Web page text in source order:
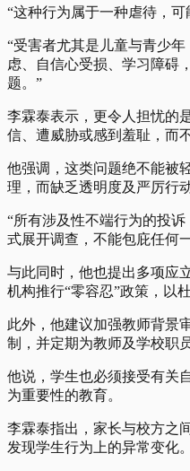
“这种行为属于一种虐待，
“受害者尤其是儿童与青少
虑、自信心受损、学习障碍
题。”
李霖泰表示，更令人担忧的
信、遭威胁或感到羞耻，而
他强调，这类问题绝不能被
理，而缺乏透明度及严厉行动
“所有涉及性不端行为的投
式展开调查，不能包庇任何
与此同时，他也提出多项应
机构推行“零容忍”政策，以
此外，他建议加强教师背景
制，并定期为教师及学校职
他说，学生也必须接受有关
为重要性的教育。
李霖泰指出，家长与校方之
发现学生行为上的异常变化。